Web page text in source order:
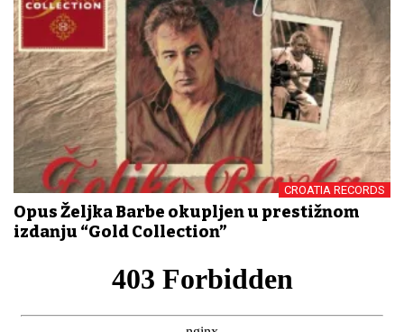
CROATIA RECORDS
Opus Željka Barbe okupljen u prestižnom
izdanju “Gold Collection”